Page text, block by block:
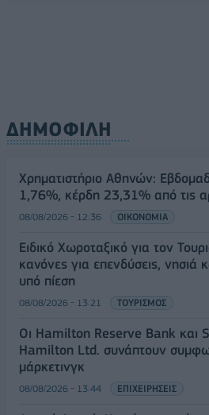
ΔΗΜΟΦΙΛΗ
Χρηματιστήριο Αθηνών:
1,76%, κέρδη 23,31% από τις
08/08/2026 - 12:36 ΟΙΚΟΝΟΜΙΑ
Ειδικό Χωροταξικό για τον
κανόνες για επενδύσεις, νησιά
υπό πίεση
08/08/2026 - 13:21 ΤΟΥΡΙΣΜΟΣ
Οι Hamilton Reserve Bank και
Hamilton Ltd. συνάπτουν
μάρκετινγκ
08/08/2026 - 13:44 ΕΠΙΧΕΙΡΗΣΕΙΣ